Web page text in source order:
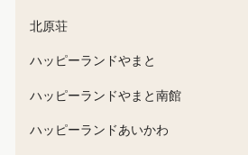
北原荘
ハッピーランドやまと
ハッピーランドやまと南館
ハッピーランドあいかわ